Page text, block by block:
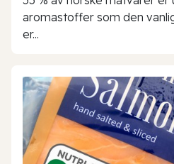
aromastoffer som den
er...